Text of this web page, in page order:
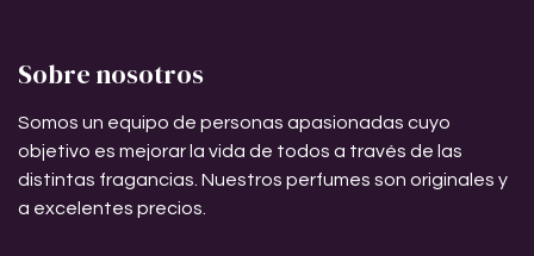
Sobre nosotros
Somos un equipo de personas apasionadas cuyo
objetivo es mejorar la vida de todos a través de las
distintas fragancias. Nuestros perfumes son originales y
a excelentes precios.